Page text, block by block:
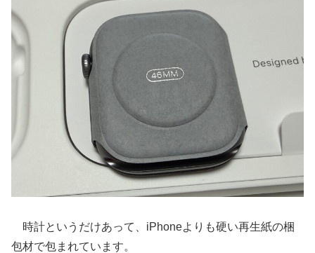
時計というだけあって、iPhoneよりも硬い再生紙の梱
包材で包まれています。